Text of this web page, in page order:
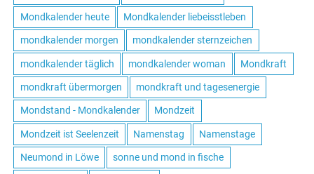
Mondkalender heute Mondkalender liebeisstleben
mondkalender morgen mondkalender sternzeichen
mondkalender täglich mondkalender woman Mondkraft
mondkraft übermorgen mondkraft und tagesenergie
Mondstand - Mondkalender Mondzeit
Mondzeit ist Seelenzeit Namenstag Namenstage
Neumond in Löwe sonne und mond in fische